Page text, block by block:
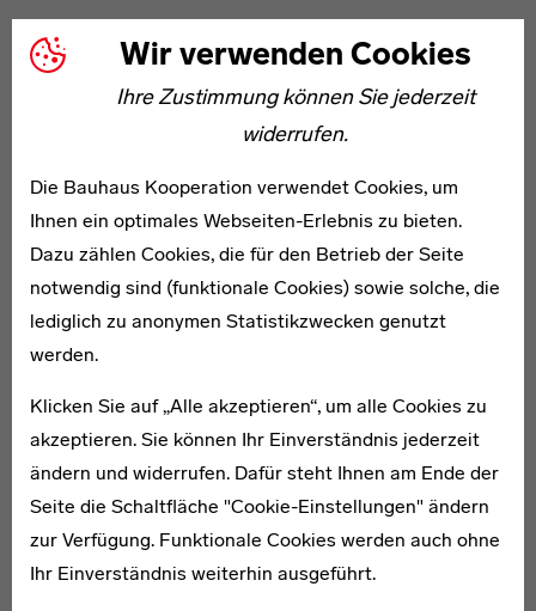
Wir verwenden Cookies
Ihre Zustimmung können Sie jederzeit
widerrufen.
Die Bauhaus Kooperation verwendet Cookies, um
Ihnen ein optimales Webseiten-Erlebnis zu bieten.
Dazu zählen Cookies, die für den Betrieb der Seite
notwendig sind (funktionale Cookies) sowie solche, die
lediglich zu anonymen Statistikzwecken genutzt
werden.
Klicken Sie auf „Alle akzeptieren“, um alle Cookies zu
akzeptieren. Sie können Ihr Einverständnis jederzeit
ändern und widerrufen. Dafür steht Ihnen am Ende der
Seite die Schaltfläche "Cookie-Einstellungen" ändern
zur Verfügung. Funktionale Cookies werden auch ohne
Ihr Einverständnis weiterhin ausgeführt.
Moshé Raviv-Vorobeichic
Ursula Schneider
1895–1984
Friedrich Schönfeld
* 1891